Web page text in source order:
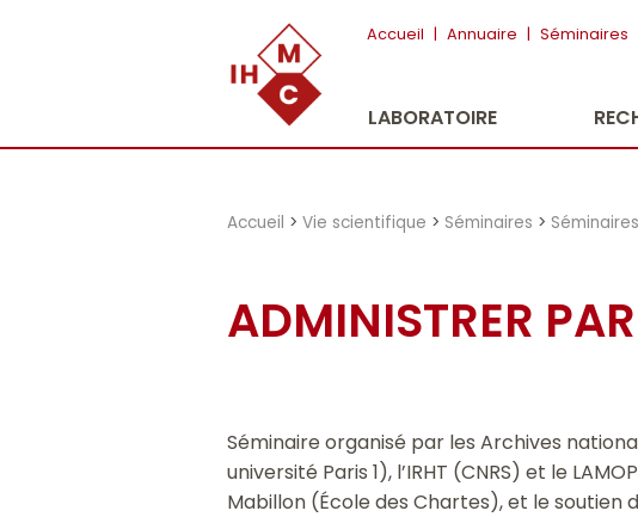
Accueil | Annuaire | Séminaires
LABORATOIRE
Accueil >Vie scientifique > Séminaires >
ADMINISTRER PAR
Séminaire organisé par les Archives
université Paris 1), l’IRHT (CNRS) et le
Mabillon (École des Chartes), et le soutien